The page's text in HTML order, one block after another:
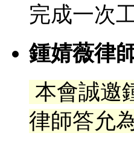
完成一次
鍾婧薇律
本會誠邀
律師答允